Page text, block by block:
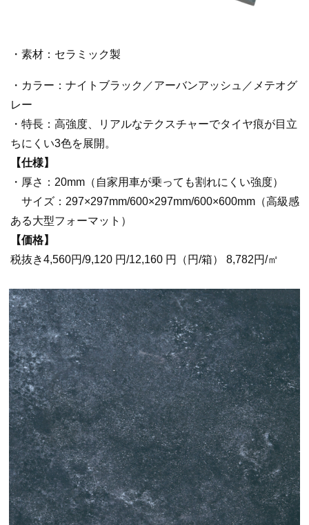
・素材：セラミック製
・カラー：ナイトブラック／アーバンアッシュ／メテオグ
レー
・特長：高強度、リアルなテクスチャーでタイヤ痕が目立
ちにくい3色を展開。
【仕様】
・厚さ：20mm（自家用車が乗っても割れにくい強度）
サイズ：297×297mm/600×297mm/600×600mm（高級感
ある大型フォーマット）
【価格】
税抜き4,560円/9,120 円/12,160 円（円/箱） 8,782円/㎡